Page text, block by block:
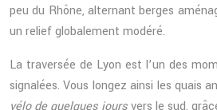
peu du Rhône, alternant berges
un relief globalement modéré.
La traversée de Lyon est l’un des
signalées. Vous longez ainsi les quais
vélo de quelques joursvers le sud,